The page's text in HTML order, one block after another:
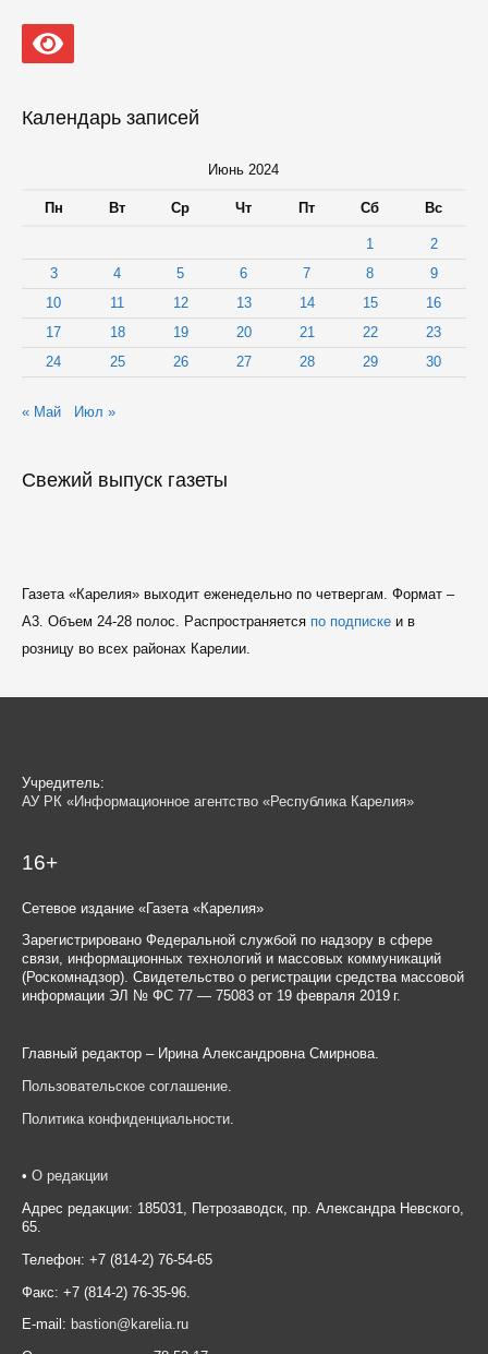
Календарь записей
Июнь 2024
Пн Вт Ср Чт Пт Сб Вс
1
2
3
4 5 6 7 8
9
10
11 12 13 14 15
16
17
18 19 20 21 22
23
24
25 26 27 28 29 30
« Май Июл »
Свежий выпуск газеты
Газета «Карелия» выходит еженедельно по четвергам. Формат –
A3. Объем 24-28 полос. Распространяется по подпискеи в
розницу во всех районах Карелии.
Учредитель:
АУ РК «Информационное агентство «Республика Карелия»
16+
Сетевое издание «Газета «Карелия»
Зарегистрировано Федеральной службой по надзору в сфере
связи, информационных технологий и массовых коммуникаций
(Роскомнадзор). Свидетельство о регистрации средства массовой
информации ЭЛ № ФС 77 — 75083 от 19 февраля 2019 г.
Главный редактор – Ирина Александровна Смирнова.
Пользовательское соглашение
Политика конфиденциальности
• О редакции
Адрес редакции: 185031, Петрозаводск, пр. Александра Невского,
65.
Телефон: +7 (814-2) 76-54-65
Факс: +7 (814-2) 76-35-96.
E-mail: bastion@karelia.ru